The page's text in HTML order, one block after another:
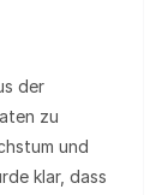
der
zu
und
klar, dass